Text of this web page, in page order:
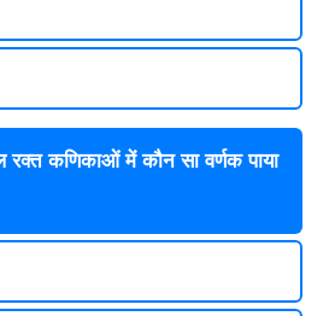
रक्त कणिकाओं में कौन सा वर्णक पाया